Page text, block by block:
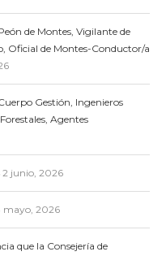
de Montes, Vigilante de
Oficial de Montes-Conductor/a
Gestión, Ingenieros
Agentes
2 junio, 2026
mayo, 2026
que la Consejería de